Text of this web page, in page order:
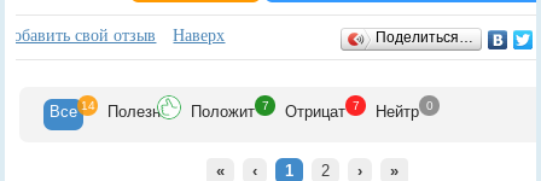
Отзывы
Добавить свой отзыв Наверх Поделиться…
Все 14 Полезн Положит 7 Отрицат 7 Нейтр 0
« ‹ 1 2 › »